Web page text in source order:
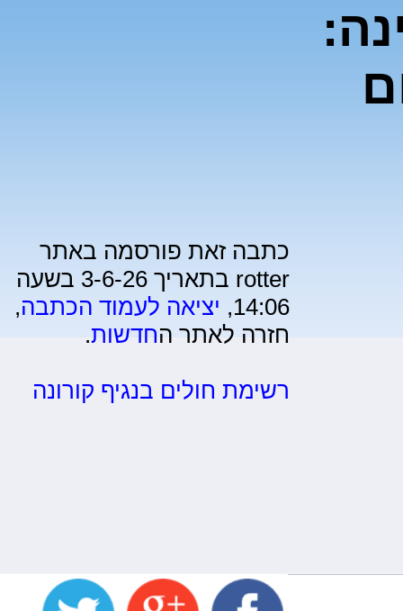
כתבה זאת פורסמה באתר
rotter בתאריך 3-6-26 בשעה
14:06, יציאה לעמוד הכתבה,
חזרה לאתר החדשות.
רשימת חולים בנגיף קורונה